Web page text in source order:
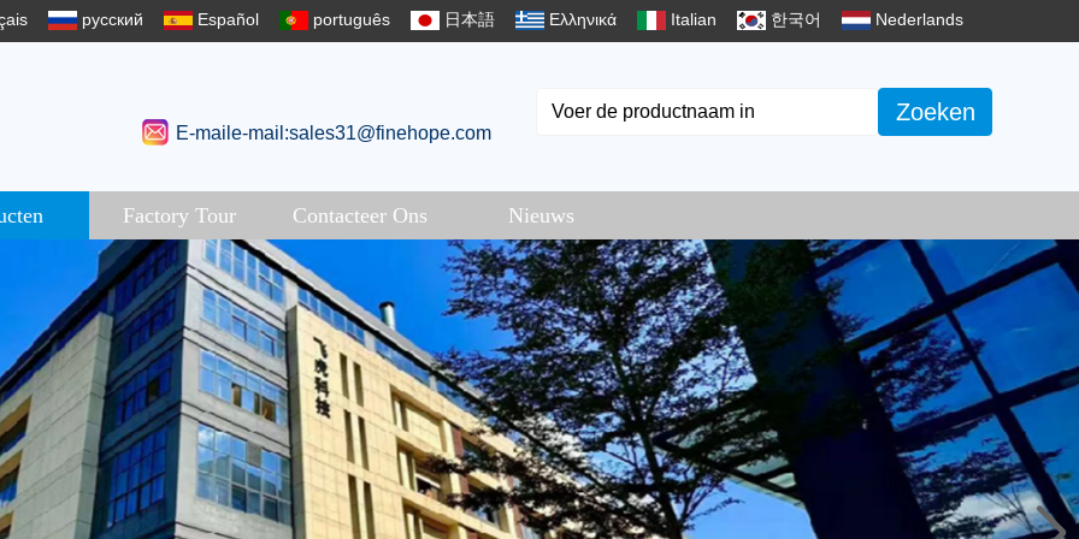
русский Español português 日本語 Ελληνικά Italian 한국어 Nederlands
E-maile-mail:sales31@finehope.com
Zoeken
Factory Tour Contacteer Ons Nieuws